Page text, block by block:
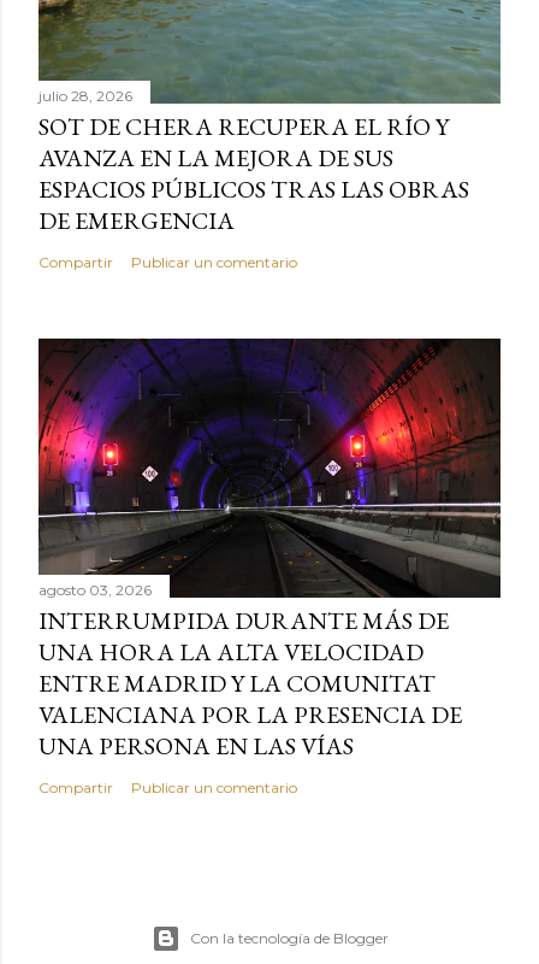
julio 28, 2026
SOT DE CHERA RECUPERA EL RÍO Y
AVANZA EN LA MEJORA DE SUS
ESPACIOS PÚBLICOS TRAS LAS OBRAS
DE EMERGENCIA
Compartir Publicar un comentario
agosto 03, 2026
INTERRUMPIDA DURANTE MÁS DE
UNA HORA LA ALTA VELOCIDAD
ENTRE MADRID Y LA COMUNITAT
VALENCIANA POR LA PRESENCIA DE
UNA PERSONA EN LAS VÍAS
Compartir Publicar un comentario
Con la tecnología de Blogger